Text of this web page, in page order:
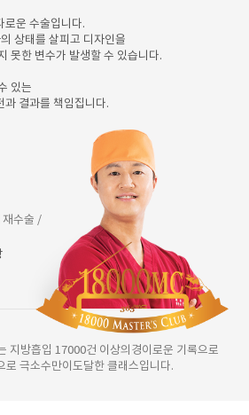
로운 수술입니다.
상태를 살피고 디자인을
못한 변수가 발생할 수 있습니다.
있는
결과를 책임집니다.
재수술 /
지방흡입 17000건 이상의경이로운 기록으로
로 극소수만이도달한 클래스입니다.